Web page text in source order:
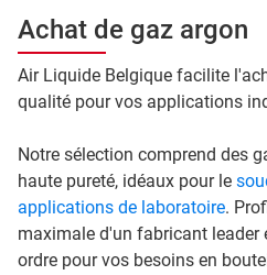
Achat de gaz argon
Air Liquide Belgique facilite
qualité pour vos applications
Notre sélection comprend des
haute pureté, idéaux pour le
applications de laboratoire.
maximale d'un fabricant leader
ordre pour vos besoins en